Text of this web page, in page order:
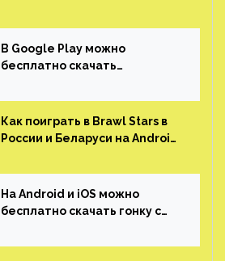
(никаких MMO)
В Google Play можно
бесплатно скачать
открытым миром, прокачкой,
гонками и тюнингом машины
Как поиграть в Brawl Stars в
России и Беларуси на Android
На Android и iOS можно
бесплатно скачать гонку с
который больше, чем в